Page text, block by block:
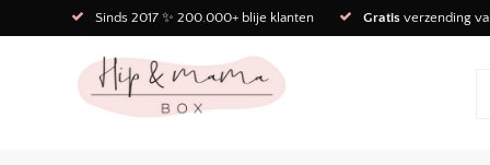
Sinds 2017 ✨ 200.000+ blije klanten Gratis verzending